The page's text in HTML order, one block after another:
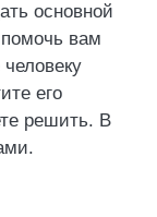
основной
вам
его
решить. В